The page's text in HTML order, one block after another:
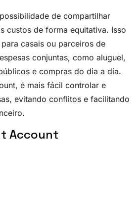
de compartilhar
custos de forma equitativa. Isso
casais ou parceiros de
conjuntas, como aluguel,
e compras do dia a dia.
é mais fácil controlar e
evitando conflitos e facilitando
Account